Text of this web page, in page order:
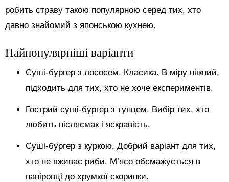
робить страву такою популярною серед тих, хто
давно знайомий з японською кухнею.
Найпопулярніші варіанти
Суші-бургер з лососем. Класика. В міру ніжний,
підходить для тих, хто не хоче експериментів.
Гострий суші-бургер з тунцем. Вибір тих, хто
любить післясмак і яскравість.
Суші-бургер з куркою. Добрий варіант для тих,
хто не вживає риби. М’ясо обсмажується в
паніровці до хрумкої скоринки.